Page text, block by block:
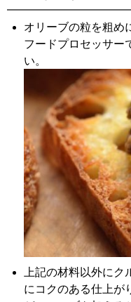
オリーブの粒を粗め
フードプロセッサー
い。
上記の材料以外に
にコクのある仕上が